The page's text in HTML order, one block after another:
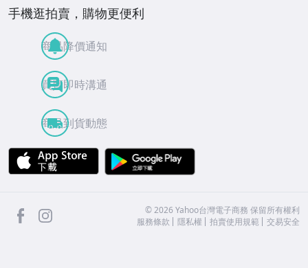
手機逛拍賣，購物更便利
商品降價通知
買賣即時溝通
商品到貨動態
APP Store
facebook ©2026 Yahoo台灣電子商務 保留所有權利
服務條款
隱私權 拍賣使用規範 交易安全